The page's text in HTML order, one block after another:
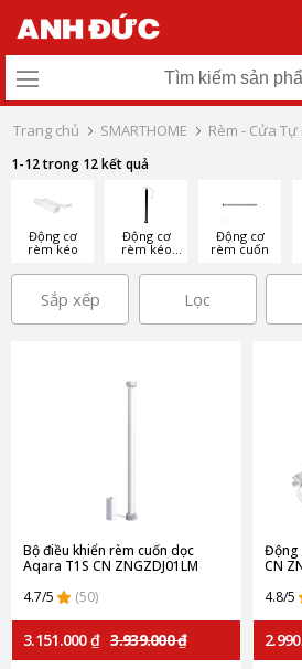
Trang chủ SMARTHOME Rèm - Cửa
1-12 trong 12 kết quả
Động cơ
rèm kéo
Động cơ
rèm kéo
Động cơ
rèm cuốn
Sắp xếp Lọc
Bộ điều khiển rèm cuốn dọc
Aqara T1S CN ZNGZDJ01LM
4.7/5
(50)
3.151.000 ₫ 3.939.000 ₫
Động
CN
4.8/5